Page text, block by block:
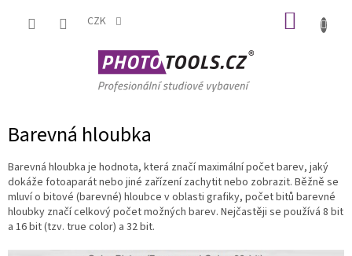
CZK
Barevná hloubka
Barevná hloubka je hodnota, která značí maximální počet barev, jaký
dokáže fotoaparát nebo jiné zařízení zachytit nebo zobrazit. Běžně se
mluví o bitové (barevné) hloubce v oblasti grafiky, počet bitů barevné
hloubky značí celkový počet možných barev. Nejčastěji se používá 8 bit
a 16 bit (tzv. true color) a 32 bit.